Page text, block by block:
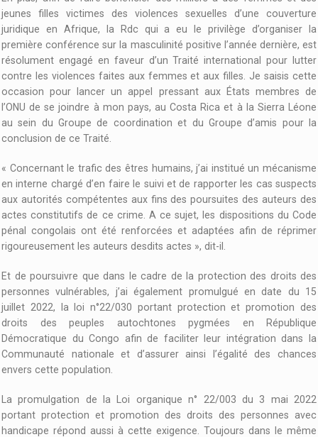
jeunes filles victimes des violences sexuelles d’une couverture
juridique en Afrique, la Rdc qui a eu le privilège d’organiser la
première conférence sur la masculinité positive l’année dernière, est
résolument engagé en faveur d’un Traité international pour lutter
contre les violences faites aux femmes et aux filles. Je saisis cette
occasion pour lancer un appel pressant aux États membres de
l’ONU de se joindre à mon pays, au Costa Rica et à la Sierra Léone
au sein du Groupe de coordination et du Groupe d’amis pour la
conclusion de ce Traité.
« Concernant le trafic des êtres humains, j’ai institué un mécanisme
en interne chargé d’en faire le suivi et de rapporter les cas suspects
aux autorités compétentes aux fins des poursuites des auteurs des
actes constitutifs de ce crime. A ce sujet, les dispositions du Code
pénal congolais ont été renforcées et adaptées afin de réprimer
rigoureusement les auteurs desdits actes », dit-il.
Et de poursuivre que dans le cadre de la protection des droits des
personnes vulnérables, j’ai également promulgué en date du 15
juillet 2022, la loi n°22/030 portant protection et promotion des
droits des peuples autochtones pygmées en République
Démocratique du Congo afin de faciliter leur intégration dans la
Communauté nationale et d’assurer ainsi l’égalité des chances
envers cette population.
La promulgation de la Loi organique n° 22/003 du 3 mai 2022
portant protection et promotion des droits des personnes avec
handicape répond aussi à cette exigence. Toujours dans le même